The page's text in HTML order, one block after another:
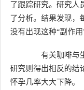
了跟踪研究。研究人
了分析。结果发现，
没有出现这种“副作用
有关咖啡与生
研究则得出相反的结
怀孕几率大大下降。